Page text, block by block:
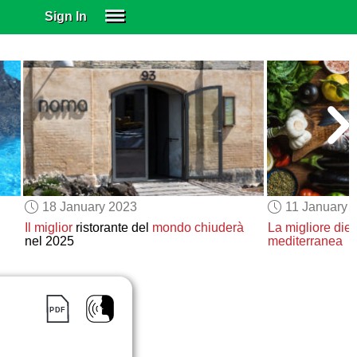
Sign In
SUBSCRIBE
EDUCATIONAL LICENSES
GIFT CARDS
OTHER LANGUAGES
ABOUT US
ALEXA
ADJUST COLORS
18 January 2023
Il migliorristorante del mondo chiuderà
nel 2025
11 January
La migliore
mediterranea